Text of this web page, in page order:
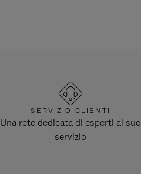
SERVIZIO CLIENTI
Una rete dedicata di esperti al suo
servizio